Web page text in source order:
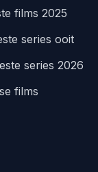
films 2025
series ooit
series 2026
films